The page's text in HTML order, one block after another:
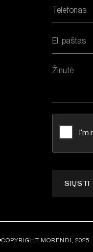
SIŲSTI
COPYRIGHT MORENDI,